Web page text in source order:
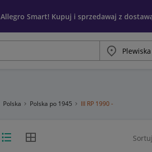
Allegro Smart! Kupuj i sprzedawaj z
Miasto
Polska Polska po 1945 III RP 1990 -
Widok listyWidok siatki